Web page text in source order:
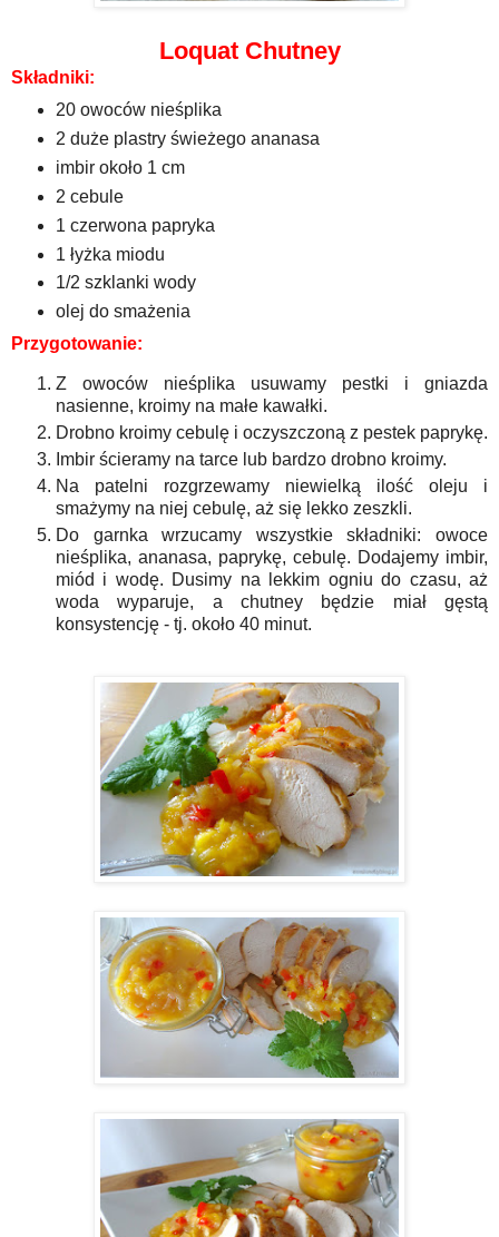
Loquat Chutney
Składniki:
20 owoców nieśplika
2 duże plastry świeżego ananasa
imbir około 1 cm
2 cebule
1 czerwona papryka
1 łyżka miodu
1/2 szklanki wody
olej do smażenia
Przygotowanie:
Z owoców nieśplika usuwamy pestki i gniazda
nasienne, kroimy na małe kawałki.
Drobno kroimy cebulę i oczyszczoną z pestek paprykę.
Imbir ścieramy na tarce lub bardzo drobno kroimy.
Na patelni rozgrzewamy niewielką ilość oleju i
smażymy na niej cebulę, aż się lekko zeszkli.
Do garnka wrzucamy wszystkie składniki: owoce
nieśplika, ananasa, paprykę, cebulę. Dodajemy imbir,
miód i wodę. Dusimy na lekkim ogniu do czasu, aż
woda wyparuje, a chutney będzie miał gęstą
konsystencję - tj. około 40 minut.